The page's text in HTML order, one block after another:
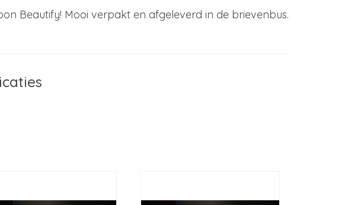
Beautify! Mooi verpakt en afgeleverd in de brievenbus.